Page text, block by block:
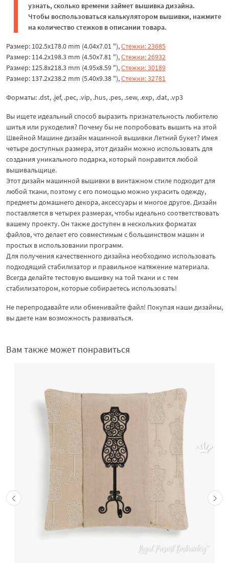
узнать, сколько времени займет вышивка дизайна.
Чтобы воспользоваться калькулятором вышивки, нажмите
на количество стежков в описании товара.
Размер: 102.5x178.0 mm (4.04x7.01 "),Стежки: 23685
Размер: 114.2x198.3 mm (4.50x7.81 "),Стежки: 26932
Размер: 125.8x218.3 mm (4.95x8.59 "),Стежки: 30189
Размер: 137.2x238.2 mm (5.40x9.38 "),Стежки: 32781
Форматы: .dst, .jef, .pec, .vip, .hus, .pes, .sew, .exp, .dat, .vp3
Вы ищете идеальный способ выразить признательность любителю
шитья или рукоделия? Почему бы не попробовать вышить на этой
Швейной Машине дизайн машинной вышивки Летний букет? Имея
четыре доступных размера, этот дизайн можно использовать для
создания уникального подарка, который понравится любой
вышивальщице.
Этот дизайн машинной вышивки в винтажном стиле подходит для
любой ткани, поэтому с его помощью можно украсить одежду,
предметы домашнего декора, аксессуары и многое другое. Дизайн
поставляется в четырех размерах, чтобы идеально соответствовать
вашему проекту. Он также доступен в нескольких форматах
файлов, что делает его совместимым с большинством машин и
простых в использовании программ.
Для получения качественного дизайна необходимо использовать
подходящий стабилизатор и правильное натяжение материала.
Всегда делайте тестовую вышивку на той ткани и с тем
стабилизатором, которые собираетесь использовать!
Не перепродавайте или обменивайте файл! Покупая наши дизайны,
вы даете нам возможность развиваться.
Вам также может понравиться